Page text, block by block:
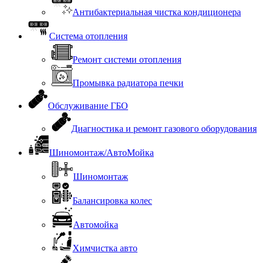
Антибактериальная чистка кондиционера
Система отопления
Ремонт системи отопления
Промывка радиатора печки
Обслуживание ГБО
Диагностика и ремонт газового оборудования
Шиномонтаж/АвтоМойка
Шиномонтаж
Балансировка колес
Автомойка
Химчистка авто